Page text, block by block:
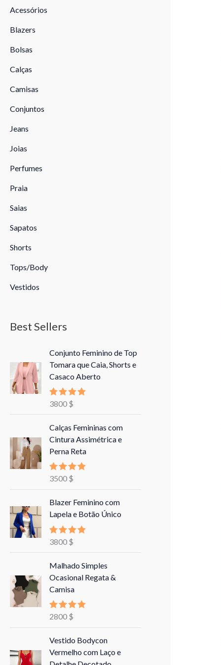
Acessórios
Blazers
Bolsas
Calças
Camisas
Conjuntos
Jeans
Joias
Perfumes
Praia
Saias
Sapatos
Shorts
Tops/Body
Vestidos
Best Sellers
Conjunto Feminino de Top
Tomara que Caia, Shorts e
Casaco Aberto
Avaliação
3800 $
Calças Femininas com
Cintura Assimétrica e
Perna Reta
Avaliação
3500 $
Blazer Feminino com
Lapela e Botão Único
Avaliação
3800 $
Malhado Simples
Ocasional Regata &
Camisa
Avaliação
2800 $
Vestido Bodycon
Vermelho com Laço e